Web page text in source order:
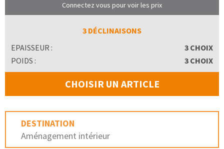
Connectez vous pour voir les prix
3 DÉCLINAISONS
EPAISSEUR :
3 CHOIX
POIDS :
3 CHOIX
CHOISIR UN ARTICLE
DESTINATION
Aménagement intérieur